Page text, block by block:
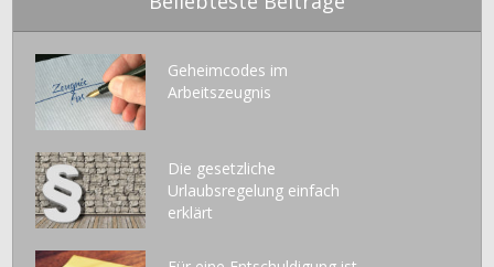
Geheimcodes im
Arbeitszeugnis
Die gesetzliche
Urlaubsregelung einfach
erklärt